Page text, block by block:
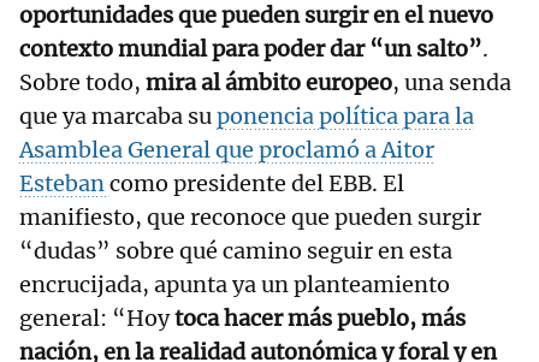
oportunidades que pueden surgir en el nuevo
contexto mundial para poder dar “un salto”.
Sobre todo, mira al ámbito europeo, una senda
que ya marcaba suponencia política para la
Asamblea General que proclamó a Aitor
Estebancomo presidente del EBB. El
manifiesto, que reconoce que pueden surgir
“dudas” sobre qué camino seguir en esta
encrucijada, apunta ya un planteamiento
general: “Hoytoca hacer más pueblo, más
nación, en la realidad autonómica y foral y en